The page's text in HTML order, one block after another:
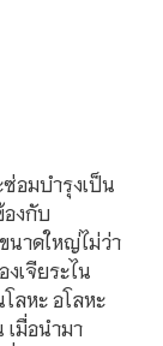
อมบำรุงเป็น
องกับ
นาดใหญ่ไม่ว่า
งเจียระไน
ลหะ อโลหะ
มื่อนำมา